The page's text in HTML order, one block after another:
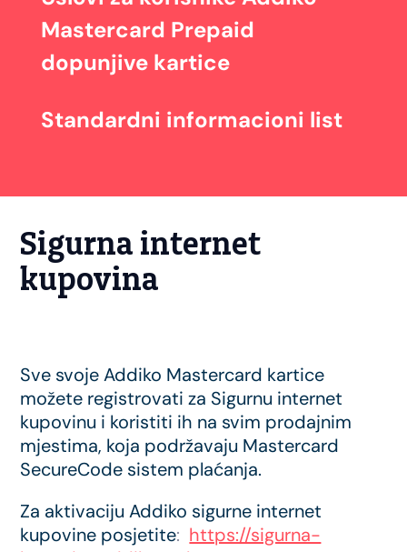
Mastercard Prepaid
dopunjive kartice
Standardni informacioni list
Sigurna internet
kupovina
Sve svoje Addiko Mastercard kartice
možete registrovati za Sigurnu internet
kupovinu i koristiti ih na svim prodajnim
mjestima, koja podržavaju Mastercard
SecureCode sistem plaćanja.
Za aktivaciju Addiko sigurne internet
kupovine posjetite: https://sigurna-